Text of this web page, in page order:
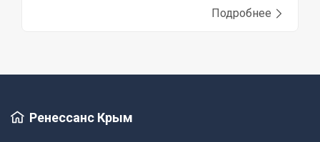
Подробнее
Ренессанс Крым